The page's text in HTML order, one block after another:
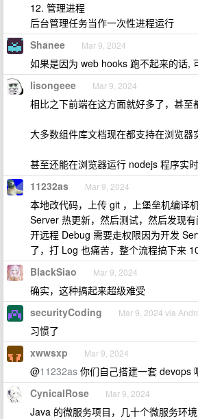
12. 管理进程
后台管理任务当作一次性进程运行
Shanee Mar 9, 2024
如果是因为 web hooks 跑不起来的话,
lisongeee Mar 9, 2024
相比之下前端在这方面就好多了，甚至
大多数组件库文档现在都支持在浏览器
甚至还能在浏览器运行 nodejs 程序实
11232as Mar 9, 2024
本地改代码，上传 git ，上堡垒机编译
Server 热更新，然后测试，然后发现
开远程 Debug 需要走权限因为开发
了，打 Log 也痛苦，整个流程搞下来
BlackSiao Mar 9, 2024
确实，这种搞起来超级难受
securityCoding Mar 9, 2024 via
习惯了
xwwsxp Mar 9, 2024
@11232as 你们自己搭建一套 devops
CynicalRose Mar 9, 2024
Java 的微服务项目，几十个微服务环